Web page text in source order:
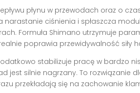
płynu w przewodach oraz o
narastanie ciśnienia i spłaszcza
Formuła Shimano utrzymuje
poprawia przewidywalność siły
stabilizuje pracę w bardzo
jest silnie nagrzany. To rozwiązanie
przekładają się na zachowanie